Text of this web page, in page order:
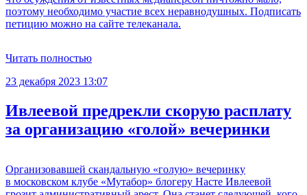
поэтому необходимо участие всех неравнодушных. Подписать
петицию можно на сайте телеканала.
Читать полностью
23 декабря 2023 13:07
Ивлеевой предрекли скорую расплату
за организацию «голой» вечеринки
Организовавшей скандальную «голую» вечеринку
в московском клубе «Мутабор» блогеру Насте Ивлеевой